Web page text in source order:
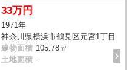
33万円
1971年
神奈川県横浜市鶴見区元宮1丁目
建物面積 105.78㎡
土地面積 -